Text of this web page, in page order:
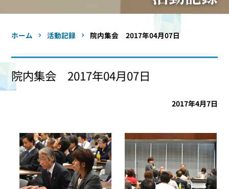
ホーム 活動記録 院内集会 2017年04月07日
院内集会 2017年04月07日
2017年4月7日